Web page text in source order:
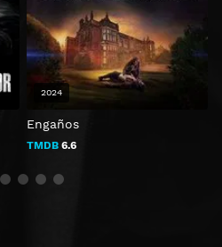
Engaños
TMDB 6.6
2024